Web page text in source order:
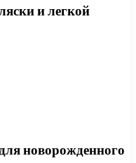
и легкой
новорожденного